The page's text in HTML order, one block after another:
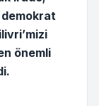
önemli